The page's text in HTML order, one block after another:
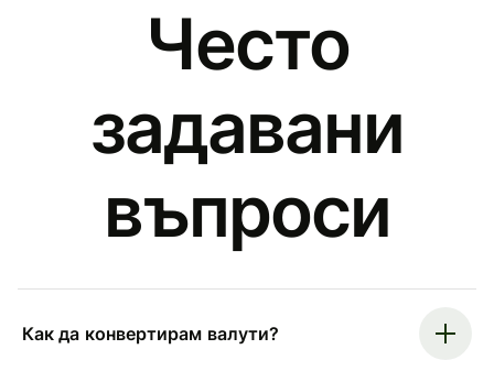
Често
задавани
въпроси
Как да конвертирам валути?